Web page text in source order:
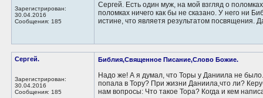
Зарегистрирован:
30.04.2016
Сообщения: 185
Сергей. Есть один муж, на мой взгляд о
поломках ничего как бы не сказано. У него ни
истине, что являетя результатом посвящения.
Сергей.
Зарегистрирован:
30.04.2016
Сообщения: 185
Библия,Священное Писание,Слово Божие.
Надо же! А я думал, что Торы у Даниила не
попала в Тору? При жизни Даниила,что ли?
нам вопросы: Что такое Тора? Когда и кем